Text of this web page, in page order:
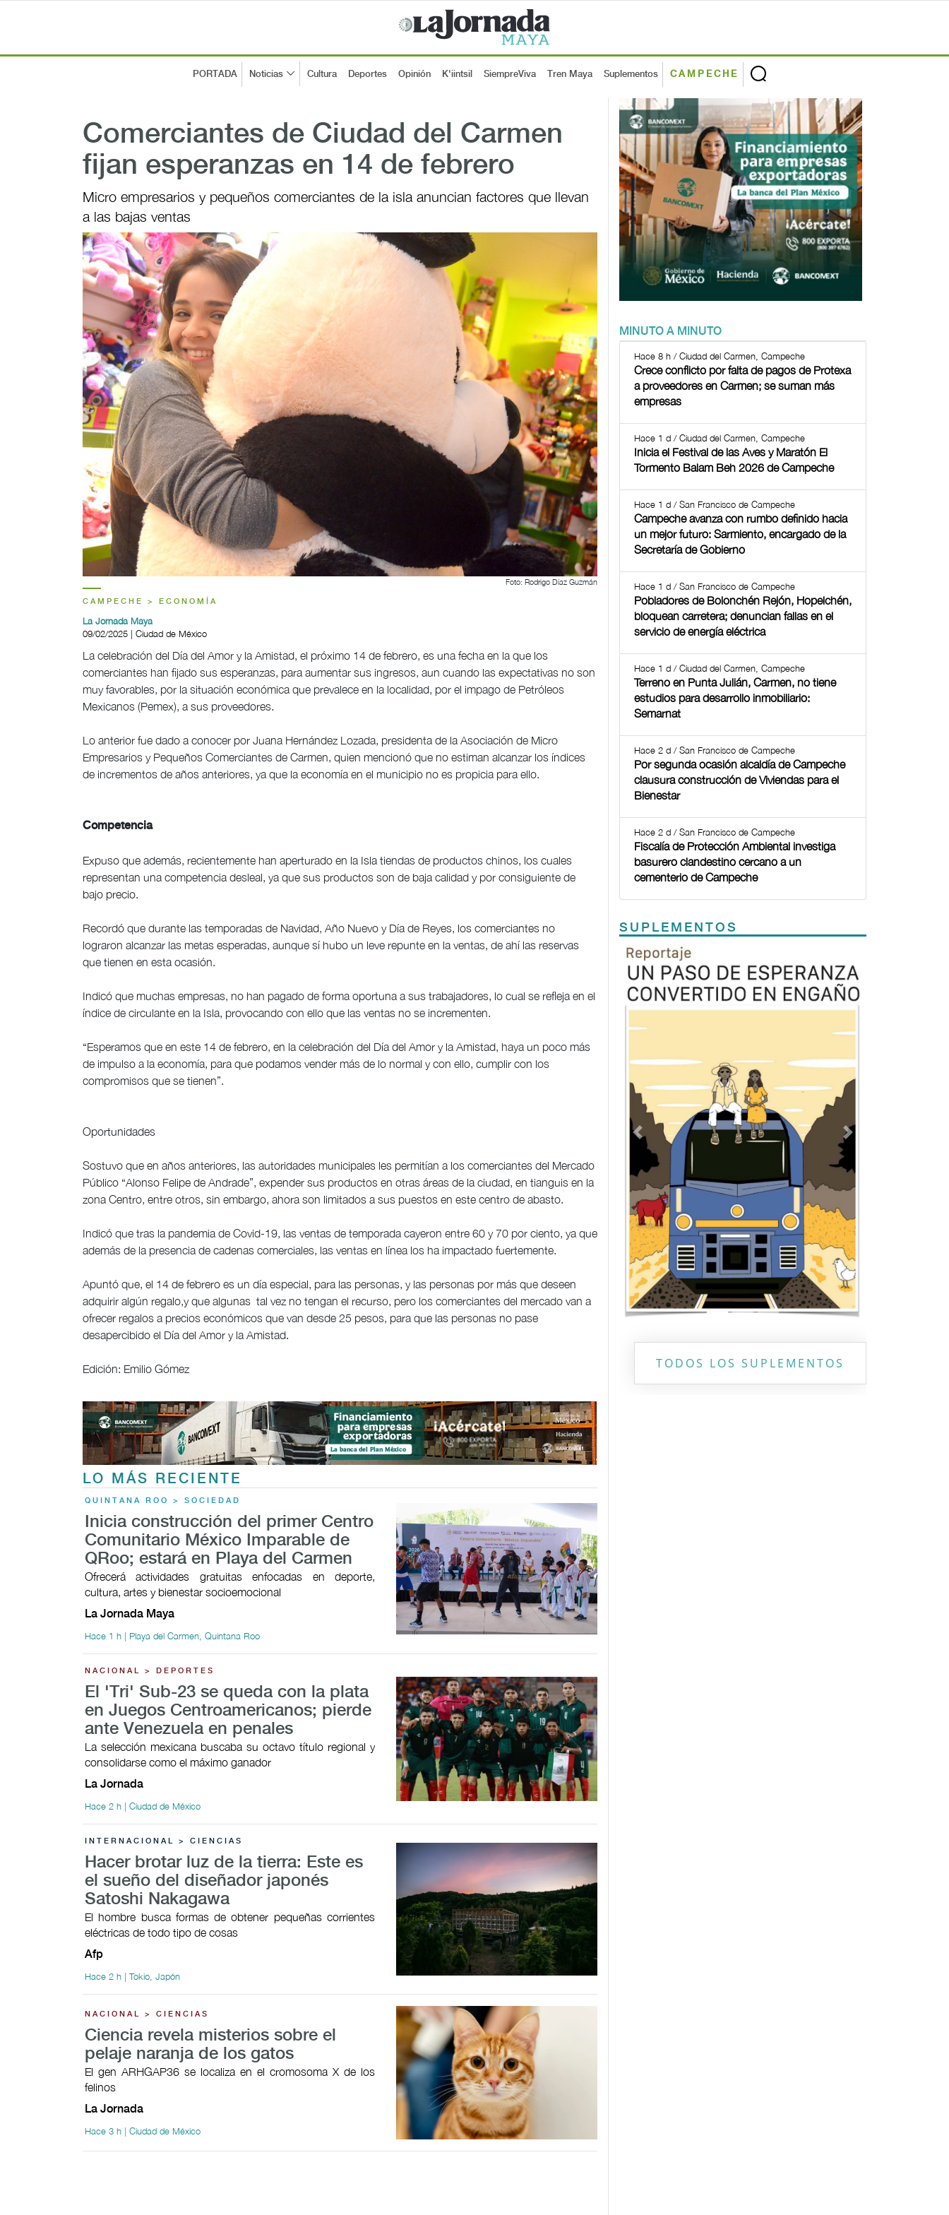
PORTADA Noticias Cultura Deportes Opinión K'iintsil SiempreViva Tren Maya Suplementos CAMPECHE
Comerciantes de Ciudad del Carmen
fijan esperanzas en 14 de febrero
Micro empresarios y pequeños comerciantes de la isla anuncian factores que llevan
a las bajas ventas
Foto: Rodrigo Díaz Guzmán
CAMPECHE > ECONOMÍA
La Jornada Maya
09/02/2025 | Ciudad de México
La celebración del Día del Amor y la Amistad, el próximo 14 de febrero, es una fecha en la que los
comerciantes han fijado sus esperanzas, para aumentar sus ingresos, aun cuando las expectativas no son
muy favorables, por la situación económica que prevalece en la localidad, por el impago de Petróleos
Mexicanos (Pemex), a sus proveedores.
Lo anterior fue dado a conocer por Juana Hernández Lozada, presidenta de la Asociación de Micro
Empresarios y Pequeños Comerciantes de Carmen, quien mencionó que no estiman alcanzar los índices
de incrementos de años anteriores, ya que la economía en el municipio no es propicia para ello.
Competencia
Expuso que además, recientemente han aperturado en la Isla tiendas de productos chinos, los cuales
representan una competencia desleal, ya que sus productos son de baja calidad y por consiguiente de
bajo precio.
Recordó que durante las temporadas de Navidad, Año Nuevo y Día de Reyes, los comerciantes no
lograron alcanzar las metas esperadas, aunque sí hubo un leve repunte en la ventas, de ahí las reservas
que tienen en esta ocasión.
Indicó que muchas empresas, no han pagado de forma oportuna a sus trabajadores, lo cual se refleja en el
índice de circulante en la Isla, provocando con ello que las ventas no se incrementen.
“Esperamos que en este 14 de febrero, en la celebración del Día del Amor y la Amistad, haya un poco más
de impulso a la economía, para que podamos vender más de lo normal y con ello, cumplir con los
compromisos que se tienen”.
Oportunidades
Sostuvo que en años anteriores, las autoridades municipales les permitían a los comerciantes del Mercado
Público “Alonso Felipe de Andrade”, expender sus productos en otras áreas de la ciudad, en tianguis en la
zona Centro, entre otros, sin embargo, ahora son limitados a sus puestos en este centro de abasto.
Indicó que tras la pandemia de Covid-19, las ventas de temporada cayeron entre 60 y 70 por ciento, ya que
además de la presencia de cadenas comerciales, las ventas en línea los ha impactado fuertemente.
Apuntó que, el 14 de febrero es un día especial, para las personas, y las personas por más que deseen
adquirir algún regalo,y que algunas tal vez no tengan el recurso, pero los comerciantes del mercado van a
ofrecer regalos a precios económicos que van desde 25 pesos, para que las personas no pase
desapercibido el Día del Amor y la Amistad.
Edición: Emilio Gómez
LO MÁS RECIENTE
QUINTANA ROO > SOCIEDAD
Inicia construcción del primer Centro
Comunitario México Imparable de
QRoo; estará en Playa del Carmen
Ofrecerá actividades gratuitas enfocadas en deporte,
cultura, artes y bienestar socioemocional
La Jornada Maya
Hace 1 h | Playa del Carmen, Quintana Roo
NACIONAL > DEPORTES
El 'Tri' Sub-23 se queda con la plata
en Juegos Centroamericanos; pierde
ante Venezuela en penales
La selección mexicana buscaba su octavo título regional y
consolidarse como el máximo ganador
La Jornada
Hace 2 h | Ciudad de México
INTERNACIONAL > CIENCIAS
Hacer brotar luz de la tierra: Este es
el sueño del diseñador japonés
Satoshi Nakagawa
El hombre busca formas de obtener pequeñas corrientes
eléctricas de todo tipo de cosas
Afp
Hace 2 h | Tokio, Japón
NACIONAL > CIENCIAS
Ciencia revela misterios sobre el
pelaje naranja de los gatos
El gen ARHGAP36 se localiza en el cromosoma X de los
felinos
La Jornada
Hace 3 h | Ciudad de México
MINUTO A MINUTO
Hace 8 h / Ciudad del Carmen, Campeche
Crece conflicto por falta de pagos de Protexa
a proveedores en Carmen; se suman más
empresas
Hace 1 d / Ciudad del Carmen, Campeche
Inicia el Festival de las Aves y Maratón El
Tormento Balam Beh 2026 de Campeche
Hace 1 d / San Francisco de Campeche
Campeche avanza con rumbo definido hacia
un mejor futuro: Sarmiento, encargado de la
Secretaría de Gobierno
Hace 1 d / San Francisco de Campeche
Pobladores de Bolonchén Rejón, Hopelchén,
bloquean carretera; denuncian fallas en el
servicio de energía eléctrica
Hace 1 d / Ciudad del Carmen, Campeche
Terreno en Punta Julián, Carmen, no tiene
estudios para desarrollo inmobiliario:
Semarnat
Hace 2 d / San Francisco de Campeche
Por segunda ocasión alcaldía de Campeche
clausura construcción de Viviendas para el
Bienestar
Hace 2 d / San Francisco de Campeche
Fiscalía de Protección Ambiental investiga
basurero clandestino cercano a un
cementerio de Campeche
SUPLEMENTOS
Previous
TODOS LOS SUPLEMENTOS